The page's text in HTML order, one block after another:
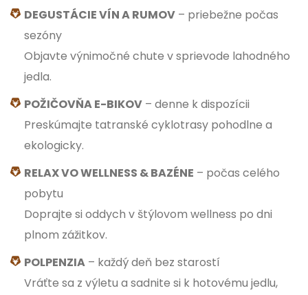
DEGUSTÁCIE VÍN A RUMOV – priebežne počas
sezóny
Objavte výnimočné chute v sprievode lahodného
jedla.
POŽIČOVŇA E-BIKOV – denne k dispozícii
Preskúmajte tatranské cyklotrasy pohodlne a
ekologicky.
RELAX VO WELLNESS & BAZÉNE – počas celého
pobytu
Doprajte si oddych v štýlovom wellness po dni
plnom zážitkov.
POLPENZIA – každý deň bez starostí
Vráťte sa z výletu a sadnite si k hotovému jedlu,